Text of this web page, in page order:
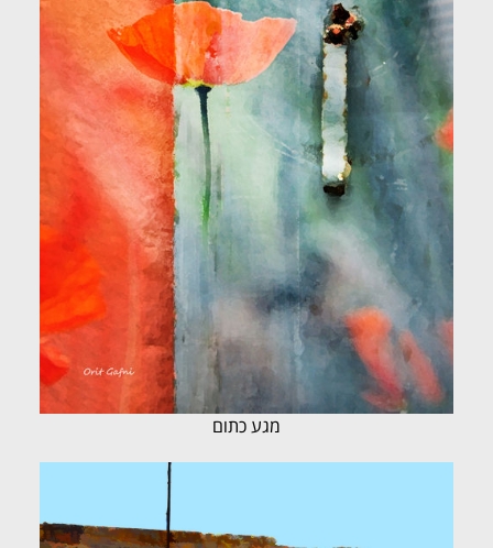
מגע כתום